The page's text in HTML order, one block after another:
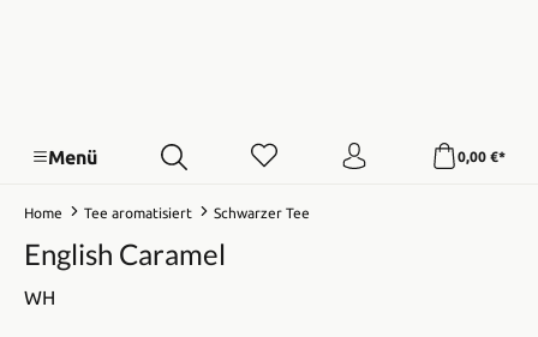
Menü 0,00 €*
Home Tee aromatisiert Schwarzer Tee
English Caramel
WH